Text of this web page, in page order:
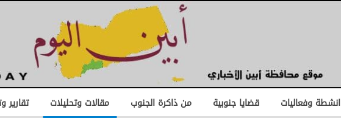
انشطة وفعاليات قضايا جنوبية من ذاكرة الجنوب مقالات وتحليلات تقارير